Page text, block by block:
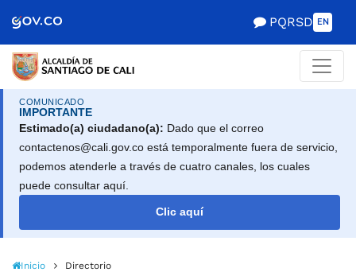
de Santiago
PQRSD EN
COMUNICADO
IMPORTANTE
Estimado(a) ciudadano(a): Dado que el correo
contactenos@cali.gov.co está temporalmente fuera de servicio,
podemos atenderle a través de cuatro canales, los cuales
puede consultar aquí.
Clic aquí
Inicio Directorio